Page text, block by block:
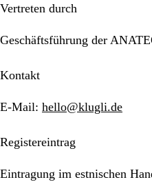
Vertreten durch
Geschäftsführung der
Kontakt
E-Mail: hello@klugli.de
Registereintrag
Eintragung im estnischen